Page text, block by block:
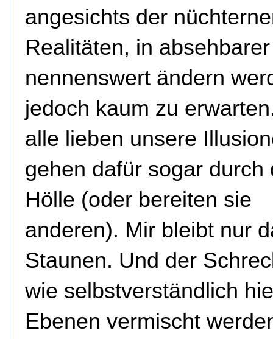
angesichts der
Realitäten, in
nennenswert ändern
jedoch kaum zu
alle lieben unsere
gehen dafür sogar durch
Hölle (oder bereiten sie
anderen). Mir bleibt nur
Staunen. Und der
wie selbstverständlich
Ebenen vermischt